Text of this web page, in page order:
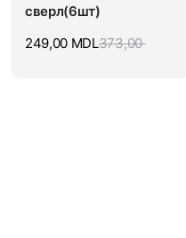
сверл(6шт)
373,00
249,00 MDL